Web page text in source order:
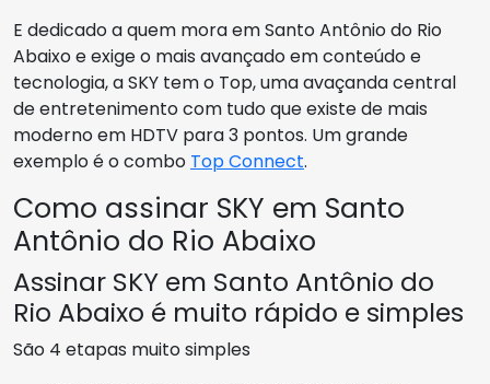
E dedicado a quem mora em Santo Antônio do Rio
Abaixo e exige o mais avançado em conteúdo e
tecnologia, a SKY tem o Top, uma avaçanda central
de entretenimento com tudo que existe de mais
moderno em HDTV para 3 pontos. Um grande
exemplo é o combo Top Connect.
Como assinar SKY em Santo
Antônio do Rio Abaixo
Assinar SKY em Santo Antônio do
Rio Abaixo é muito rápido e simples
São 4 etapas muito simples